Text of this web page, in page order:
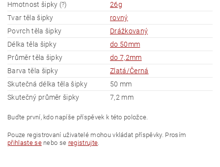
Hmotnost šipky (?)
26g
Tvar těla šipky
rovný
Povrch těla šipky
Drážkovaný
Délka těla šipky
do 50mm
Průměr těla šipky
do 7,2mm
Barva těla šipky
Zlatá/Černá
Skutečná délka těla šipky
50 mm
Skutečný průměr šipky
7,2 mm
Buďte první, kdo napíše příspěvek k této položce.
Pouze registrovaní uživatelé mohou vkládat příspěvky. Prosím
přihlaste senebo se registrujte.